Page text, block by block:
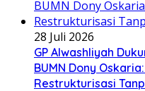
28 Juli 2026
GP Alwashliyah
BUMN Dony
Restrukturisasi